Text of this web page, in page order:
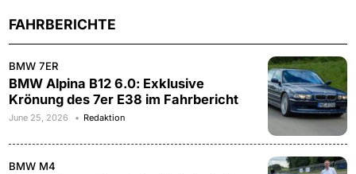
FAHRBERICHTE
BMW 7ER
BMW Alpina B12 6.0: Exklusive
Krönung des 7er E38 im Fahrbericht
June 25, 2026 Redaktion
BMW M4